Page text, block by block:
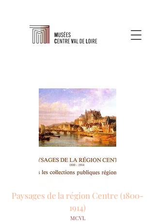
Paysages de la région Centre (1800-
1914)
MCVL